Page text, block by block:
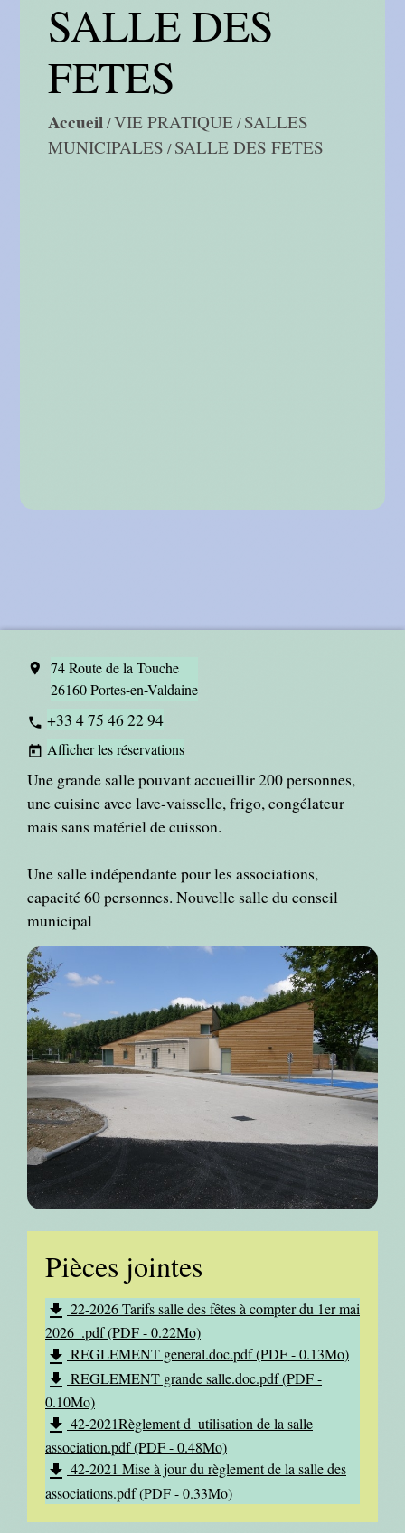
SALLE DES
FETES
Accueil/VIE PRATIQUE/SALLES
MUNICIPALES /SALLE DES FETES
location_on
74 Route de la Touche
26160 Portes-en-Valdaine
phone +33 4 75 46 22 94
today Afficher les réservations
Une grande salle pouvant accueillir 200 personnes,
une cuisine avec lave-vaisselle, frigo, congélateur
mais sans matériel de cuisson.
Une salle indépendante pour les associations,
capacité 60 personnes. Nouvelle salle du conseil
municipal
Pièces jointes
file_download 22-2026 Tarifs salle des fêtes à compter du 1er mai
2026_.pdf (PDF - 0.22Mo)
file_download REGLEMENT general.doc.pdf (PDF - 0.13Mo)
file_download REGLEMENT grande salle.doc.pdf (PDF -
0.10Mo)
file_download 42-2021Règlement d_utilisation de la salle
association.pdf (PDF - 0.48Mo)
file_download 42-2021 Mise à jour du règlement de la salle des
associations.pdf (PDF - 0.33Mo)